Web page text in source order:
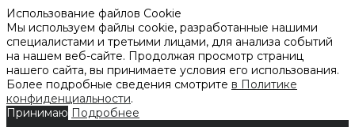
Использование файлов Cookie
Мы используем файлы cookie, разработанные нашими
специалистами и третьими лицами, для анализа событий
на нашем веб-сайте. Продолжая просмотр страниц
нашего сайта, вы принимаете условия его использования.
Более подробные сведения смотрите в Политике
конфиденциальности.
Принимаю Подробнее